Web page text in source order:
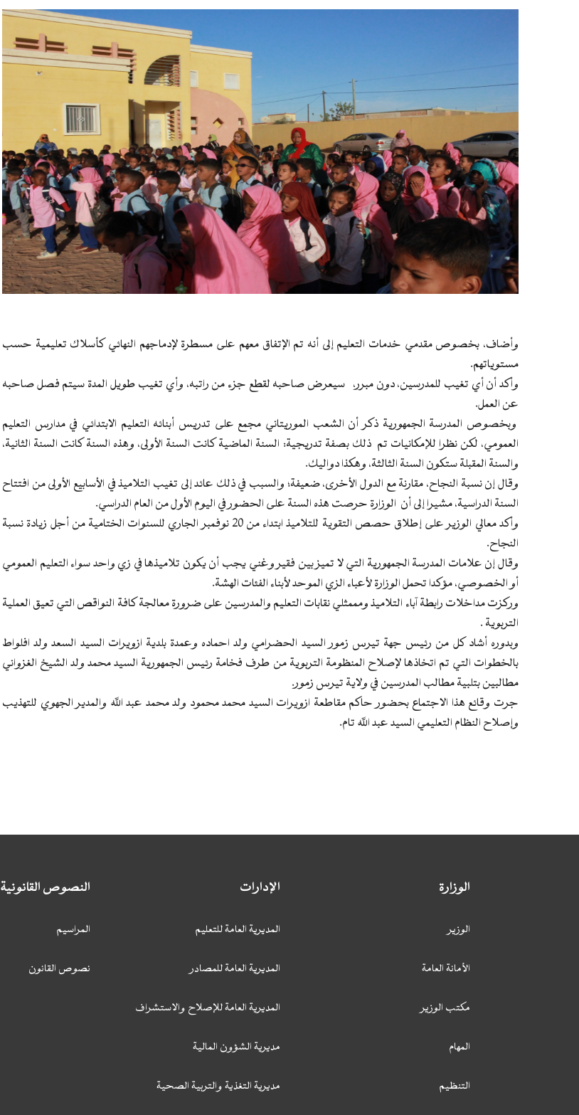
وأضاف، بخصوص مقدمي خدمات التعليم إلى أنه تم الإتفاق معهم على مسطرة لإدماجهم النهائي كأسلاك تعليمية حسب
مستوياتهم.
وأكد أن أي تغيب للمدرسين، دون مبرر، سيعرض صاحبه لقطع جزء من راتبه، وأي تغيب طويل المدة سيتم فصل صاحبه
عن العمل.
وبخصوص المدرسة الجمهورية ذكر أن الشعب الموريتاني مجمع على تدريس أبنائه التعليم الابتدائي في مدارس التعليم
العمومي، لكن نظرا للإمكانيات تم ذلك بصفة تدريجية: السنة الماضية كانت السنة الأولى، وهذه السنة كانت السنة الثانية،
والسنة المقبلة ستكون السنة الثالثة، وهكذا دواليك.
وقال إن نسبة النجاح، مقارنة مع الدول الأخرى، ضعيفة؛ والسبب في ذلك عائد إلى تغيب التلاميذ في الأسابيع الأولى من افتتاح
السنة الدراسية، مشيرا إلى أن الوزارة حرصت هذه السنة على الحضور في اليوم الأول من العام الدراسي.
وأكد معالي الوزير على إطلاق حصص التقوية للتلاميذ ابتداء من 20 نوفمبر الجاري للسنوات الختامية من أجل زيادة نسبة
النجاح.
وقال إن علامات المدرسة الجمهورية التي لا تميز بين فقير وغني يجب أن يكون تلاميذها في زي واحد سواء التعليم العمومي
أو الخصوصي، مؤكدا تحمل الوزارة لأعباء الزي الموحد لأبناء الفئات الهشة.
وركزت مداخلات رابطة آباء التلاميذ ومممثلي نقابات التعليم والمدرسين على ضرورة معالجة كافة النواقص التي تعيق العملية
التربوية .
وبدوره أشاد كل من رئيس جهة تيرس زمور السيد الحضرامي ولد احماده وعمدة بلدية ازويرات السيد السعد ولد افلواط
بالخطوات التي تم اتخاذها لإصلاح المنظومة التربوية من طرف فخامة رئيس الجمهورية السيد محمد ولد الشيخ الغزواني
مطالبين بتلبية مطالب المدرسين في ولاية تيرس زمور.
جرت وقائع هذا الاجتماع بحضور حاكم مقاطعة ازويرات السيد محمد محمود ولد محمد عبد الله والمدير الجهوي للتهذيب
وإصلاح النظام التعليمي السيد عبد الله تام.
النصوص القانونية
المراسيم
نصوص القانون
الإدارات
المديرية العامة للتعليم
المديرية العامة للمصادر
المديرية العامة للإصلاح والاستشراف
مديرية الشؤون المالية
مديرية التغذية والتربية الصحية
الوزارة
الوزير
الأمانة العامة
مكتب الوزير
المهام
التنظيم